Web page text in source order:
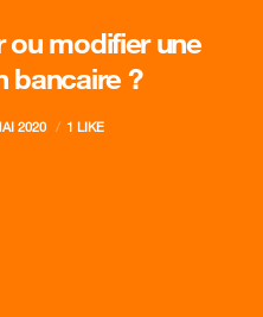
ou modifier une
bancaire ?
2020 1 LIKE